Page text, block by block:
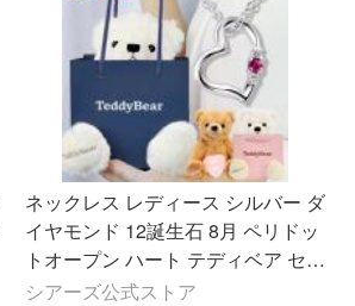
ネックレス レディース シルバー ダ
イヤモンド 12誕生石 8月 ペリドッ
トオープン ハート テディベア セッ
ト 誕生日 プレゼント シアーズ
シアーズ公式ストア